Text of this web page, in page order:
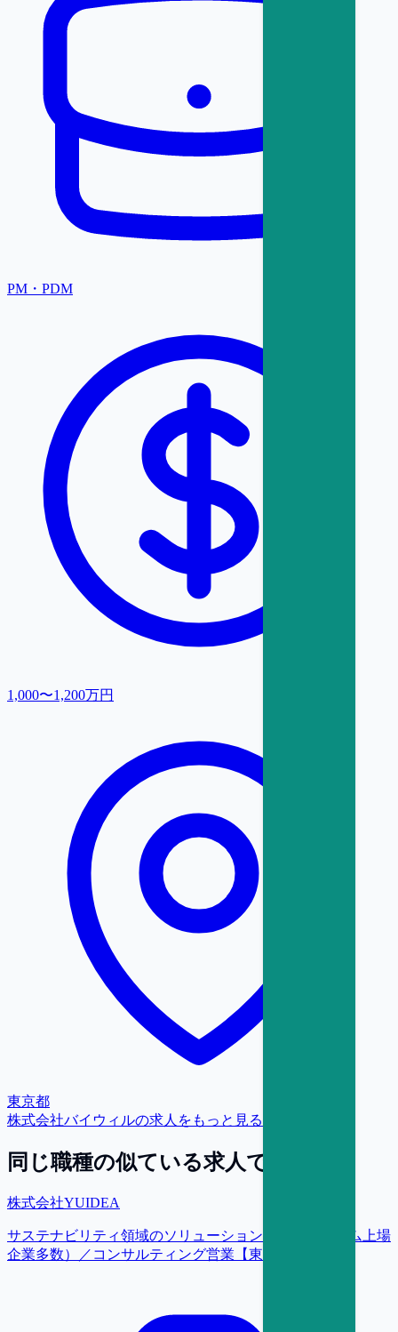
PM・PDM
1,000〜1,200万円
東京都
株式会社バイウィルの求人をもっと見る
同じ職種の似ている求人で探す
株式会社YUIDEA
サステナビリティ領域のソリューション提案（プライム上場
企業多数）／コンサルティング営業【東京】